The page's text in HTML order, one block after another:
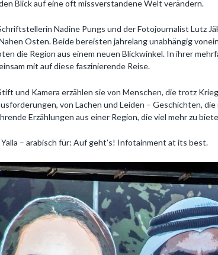
Blick auf eine oft missverstandene Welt verändern.
Nadine Pungs und der Fotojournalist Lutz
Osten. Beide bereisten jahrelang unabhängig
die Region aus einem neuen Blickwinkel. In ihrer
mit auf diese faszinierende Reise.
und Kamera erzählen sie von Menschen, die trotz
von Lachen und Leiden – Geschichten,
Erzählungen aus einer Region, die viel mehr zu
Yalla – arabisch für: Auf geht’s! Infotainment at its best.